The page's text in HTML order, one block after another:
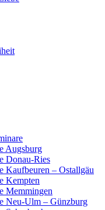
Augsburg
Donau-Ries
Kaufbeuren – Ostallgäu
Kempten
Memmingen
Neu-Ulm – Günzburg